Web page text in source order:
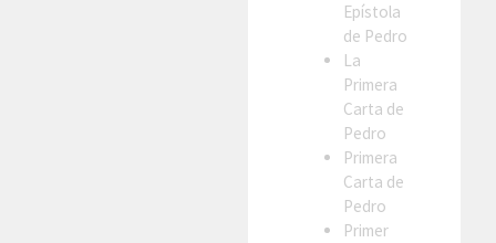
Epístola
de Pedro
La
Primera
Carta de
Pedro
Primera
Carta de
Pedro
Primer